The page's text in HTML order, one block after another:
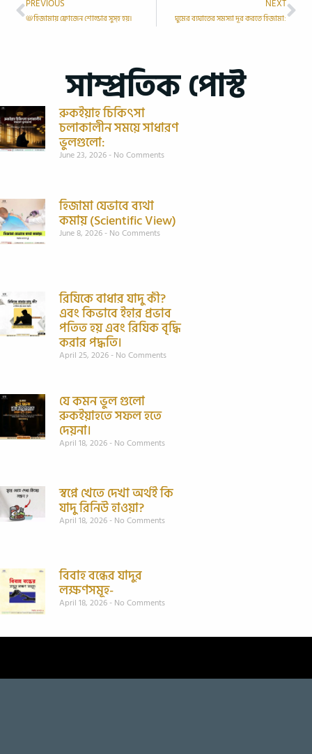
PREVIOUS
📛হিজামায় ফ্রোজেন শোল্ডার সুস্হ হয়।
NEXT
ঘুমের ব্যঘাতের সমস্যা দূর করতে হিজামা:
সাম্প্রতিক পোস্ট
রুকইয়াহ চিকিৎসা
চলাকালীন সময়ে সাধারণ
ভুলগুলো:
June 23, 2026 No Comments
হিজামা যেভাবে ব্যথা
কমায় (Scientific View)
June 8, 2026 No Comments
রিযিকে বাধার যাদু কী?
এবং কিভাবে ইহার প্রভাব
পতিত হয় এবং রিযিক বৃদ্ধি
করার পদ্ধতি।
April 25, 2026 No Comments
যে কমন ভুল গুলো
রুকইয়াহতে সফল হতে
দেয়না।
April 18, 2026 No Comments
স্বপ্নে খেতে দেখা অর্থই কি
যাদু রিনিউ হাওয়া?
April 18, 2026 No Comments
বিবাহ বন্ধের যাদুর
লক্ষণসমূহ-
April 18, 2026 No Comments